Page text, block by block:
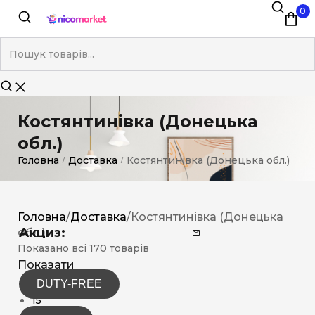
0
Костянтинівка (Донецька
обл.)
Головна / Доставка / Костянтинівка (Донецька обл.)
Акциз:
DUTY-FREE
Головна/Доставка/Костянтинівка (Донецька
обл.)
Показано всі 170 товарів
Показати
12
15